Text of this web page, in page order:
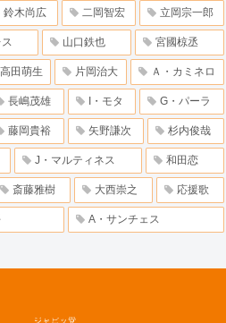
鈴木尚広 二岡智宏 立岡宗一郎
山口鉄也 宮國椋丞
高田萌生 片岡治大 Ａ・カミネロ
長嶋茂雄 I・モタ G・パーラ
藤岡貴裕 矢野謙次 杉内俊哉
J・マルティネス 和田恋
斎藤雅樹 大西崇之 応援歌
A・サンチェス